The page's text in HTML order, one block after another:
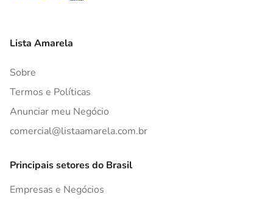
Lista Amarela
Sobre
Termos e Políticas
Anunciar meu Negócio
comercial@listaamarela.com.br
Principais setores do Brasil
Empresas e Negócios